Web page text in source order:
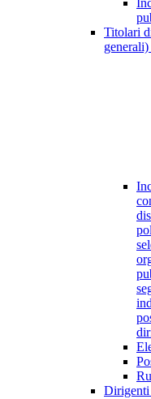
Titolari
generali)
Dirigenti